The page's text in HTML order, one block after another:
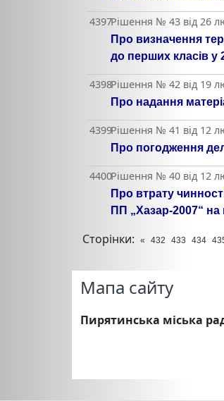
4397Рішення № 43 від 26
Про визначення
до перших класів у
4398Рішення № 42 від 19
Про надання
4399Рішення № 41 від 12
Про погодження
4400Рішення № 40 від 12
Про втрату
ПП „Хазар-2007“
Сторінки: « 432 433 434
Мапа сайту
Пирятинська міська